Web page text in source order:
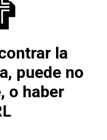
la
puede no
o haber